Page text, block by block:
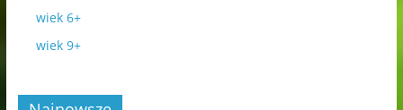
wiek 6+
wiek 9+